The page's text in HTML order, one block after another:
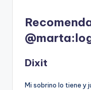
Dixit
Mi sobrino lo tiene y